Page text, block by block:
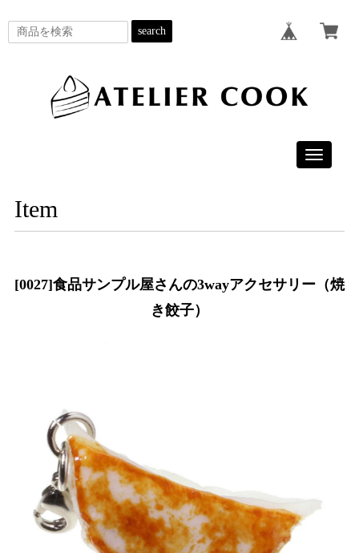
search
Toggle
Item
[0027]食品サンプル屋さんの3wayアクセサリー（焼
き餃子）